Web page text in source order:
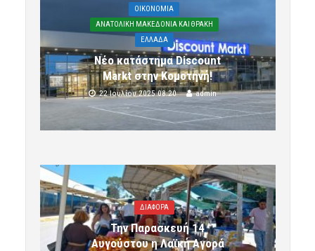
OIKONOMIA
ΑΝΑΤΟΛΙΚΗ ΜΑΚΕΔΟΝΙΑ ΚΑΙ ΘΡΑΚΗ
ΕΛΛΑΔΑ
Νέο κατάστημα Discount
Markt στην Κομοτηνή!
22 Ιουλίου 2025 08:20 admin
ΔΙΑΦΟΡΑ
Την Παρασκευή 14
Αυγούστου η Λαϊκή Αγορά